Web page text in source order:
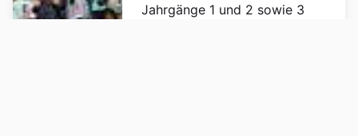
Jahrgänge 1 und 2 sowie 3